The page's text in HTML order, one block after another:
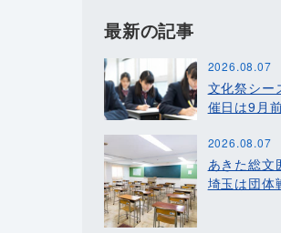
最新の記事
2026.08.07
文化祭シー
催日は9月
2026.08.07
あきた総
埼玉は団体